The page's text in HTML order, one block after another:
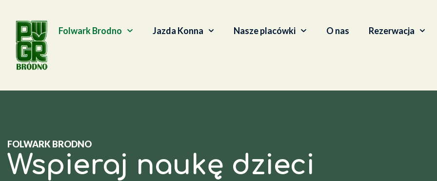
Folwark Brodno Jazda Konna Nasze placówki O nas Rezerwacja
FOLWARK BRODNO
Wspieraj naukę dzieci